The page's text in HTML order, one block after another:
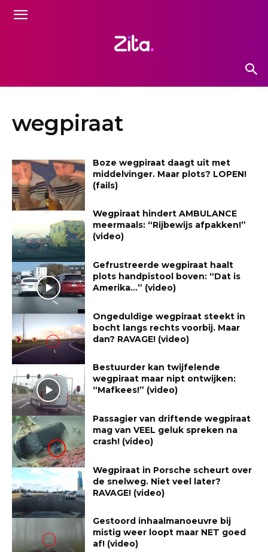
wegpiraat
Boze wegpiraat daagt uit met
middelvinger. Maar plots? LOPEN!
(fails)
Wegpiraat hindert AMBULANCE
meermaals: “Rijbewijs afpakken!”
(video)
Gefrustreerde wegpiraat haalt
plots handpistool boven: “Dat is
Amerika…” (video)
Ongeduldige wegpiraat steekt in
bocht langs rechts voorbij. Maar
dan? RAVAGE! (video)
Bestuurder kan twijfelende
wegpiraat maar nipt ontwijken:
“Mafkees!” (video)
Passagier van driftende wegpiraat
mag van VEEL geluk spreken na
crash! (video)
Wegpiraat in Porsche scheurt over
de snelweg. Niet veel later?
RAVAGE! (video)
Gestoord inhaalmanoeuvre bij
mistig weer loopt maar NET goed
af! (video)